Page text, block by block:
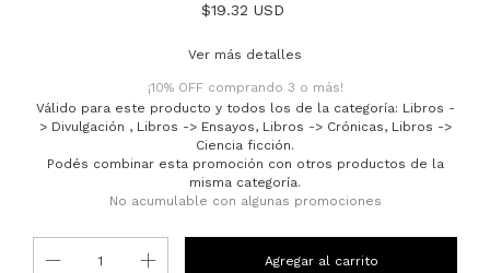
$19.32 USD
Ver más detalles
¡10% OFF comprando 3 o más!
Válido para este producto y todos los de la categoría: Libros -
> Divulgación , Libros -> Ensayos, Libros -> Crónicas, Libros ->
Ciencia ficción.
Podés combinar esta promoción con otros productos de la
misma categoría.
No acumulable con algunas promociones